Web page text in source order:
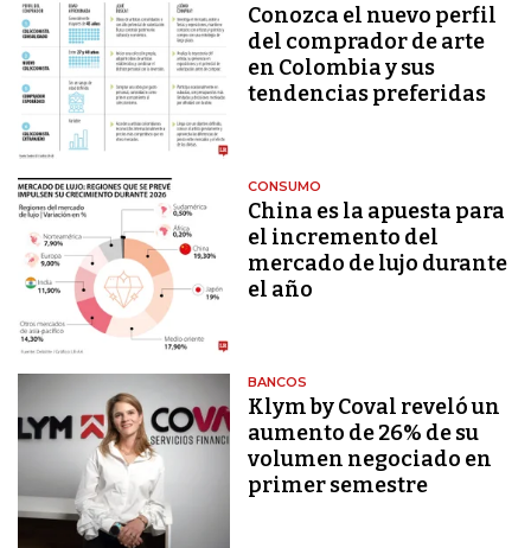
Conozca el nuevo perfil
del comprador de arte
en Colombia y sus
tendencias preferidas
CONSUMO
China es la apuesta para
el incremento del
mercado de lujo durante
el año
BANCOS
Klym by Coval reveló un
aumento de 26% de su
volumen negociado en
primer semestre